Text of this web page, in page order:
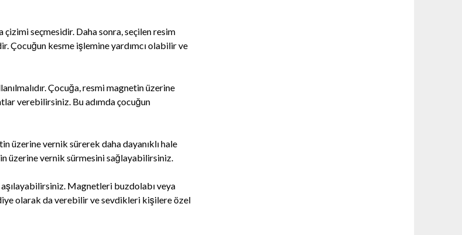
çizimi seçmesidir. Daha sonra, seçilen resim
Çocuğun kesme işlemine yardımcı olabilir ve
Çocuğa, resmi magnetin üzerine
verebilirsiniz. Bu adımda çocuğun
üzerine vernik sürerek daha dayanıklı hale
üzerine vernik sürmesini sağlayabilirsiniz.
Magnetleri buzdolabı veya
olarak da verebilir ve sevdikleri kişilere özel